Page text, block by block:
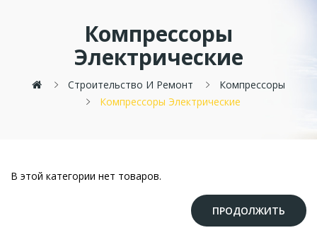
Компрессоры
Электрические
Строительство И Ремонт
Компрессоры
Компрессоры Электрические
В этой категории нет товаров.
ПРОДОЛЖИТЬ